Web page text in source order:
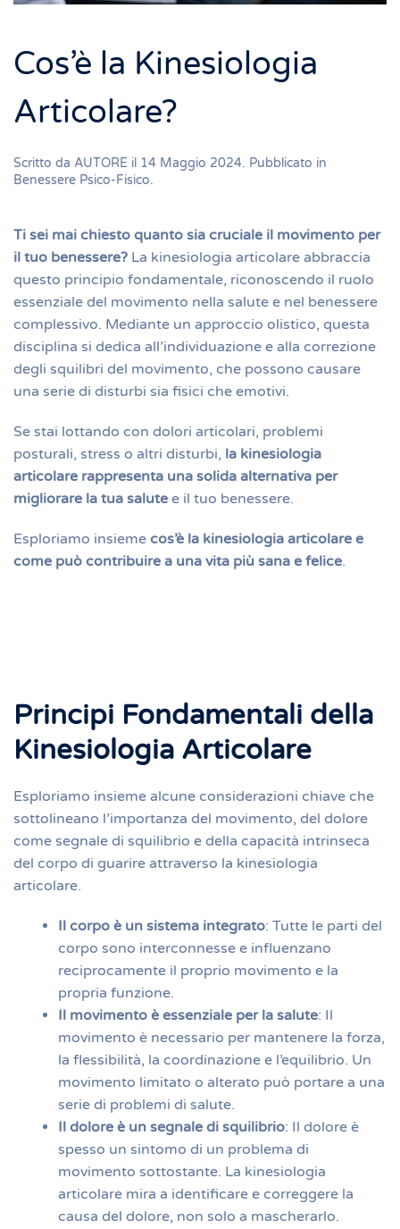
Cos’è la Kinesiologia
Articolare?
Scritto da AUTORE il 14 Maggio 2024. Pubblicato in
Benessere Psico-Fisico.
Ti sei mai chiesto quanto sia cruciale il movimento per
il tuo benessere? La kinesiologia articolare abbraccia
questo principio fondamentale, riconoscendo il ruolo
essenziale del movimento nella salute e nel benessere
complessivo. Mediante un approccio olistico, questa
disciplina si dedica all’individuazione e alla correzione
degli squilibri del movimento, che possono causare
una serie di disturbi sia fisici che emotivi.
Se stai lottando con dolori articolari, problemi
posturali, stress o altri disturbi, la kinesiologia
articolare rappresenta una solida alternativa per
migliorare la tua salute e il tuo benessere.
Esploriamo insieme cos’è la kinesiologia articolare e
come può contribuire a una vita più sana e felice.
Principi Fondamentali della
Kinesiologia Articolare
Esploriamo insieme alcune considerazioni chiave che
sottolineano l’importanza del movimento, del dolore
come segnale di squilibrio e della capacità intrinseca
del corpo di guarire attraverso la kinesiologia
articolare.
Il corpo è un sistema integrato: Tutte le parti del
corpo sono interconnesse e influenzano
reciprocamente il proprio movimento e la
propria funzione.
Il movimento è essenziale per la salute: Il
movimento è necessario per mantenere la forza,
la flessibilità, la coordinazione e l’equilibrio. Un
movimento limitato o alterato può portare a una
serie di problemi di salute.
Il dolore è un segnale di squilibrio: Il dolore è
spesso un sintomo di un problema di
movimento sottostante. La kinesiologia
articolare mira a identificare e correggere la
causa del dolore, non solo a mascherarlo.